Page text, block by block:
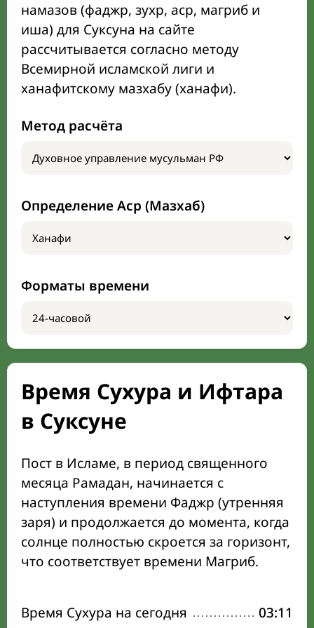
намазов (фаджр, зухр, аср, магриб и
иша) для Суксуна на сайте
рассчитывается согласно методу
Всемирной исламской лиги и
ханафитскому мазхабу (ханафи).
Метод расчёта
Определение Аср (Мазхаб)
Форматы времени
Время Сухура и Ифтара
в Суксуне
Пост в Исламе, в период священного
месяца Рамадан, начинается с
наступления времени Фаджр (утренняя
заря) и продолжается до момента, когда
солнце полностью скроется за горизонт,
что соответствует времени Магриб.
Время Сухура на сегодня 03:11